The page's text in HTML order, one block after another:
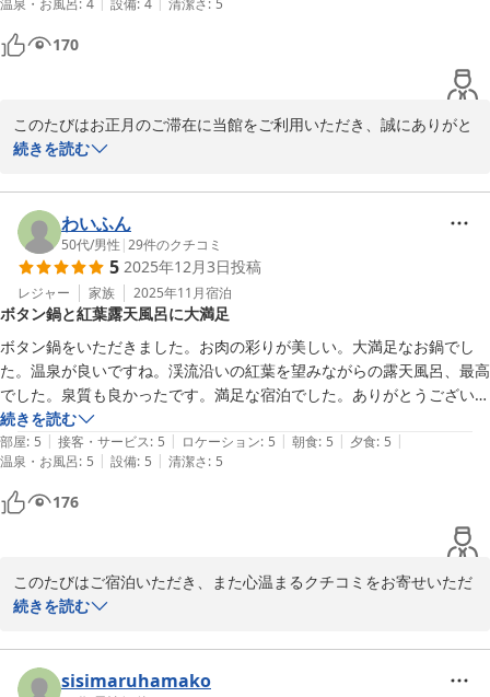
犬鳴山温泉 不動口館
2026-02-14
温泉・お風呂: 4 設備: 4 清潔さ: 5
170
このたびはお正月のご滞在に当館をご利用いただき、誠にありがと
うございました。
き、お食事もお楽しみいただけたとのこと、大変うれしく拝見いた
しました。
新年のひとときを心穏やかにお過ごしいただけたことは、私どもに
とって何よりの喜びでございます。
また季節を変えてお越しいただけましたら、違った景色や旬のお料
理もお楽しみいただけるかと存じます。
またのお越しを、スタッフ一同心よりお待ち申し上げております。
犬鳴山温泉 不動口館
2026-01-09
続きを読む
わいふん
50代/男性 |29件のクチコミ
5 2025年12月3日投稿
レジャー 家族 2025年11月宿泊
ボタン鍋と紅葉露天風呂に大満足
ボタン鍋をいただきました。お肉の彩りが美しい。大満足なお鍋でし
た。温泉が良いですね。渓流沿いの紅葉を望みながらの露天風呂、最高
でした。泉質も良かったです。満足な宿泊でした。ありがとうございま
した。
続きを読む
部屋: 5 | 接客・サービス: 5 | ロケーション: 5 | 朝食: 5 | 夕食: 5 |
温泉・お風呂: 5 | 設備: 5 | 清潔さ: 5
176
このたびはご宿泊いただき、また心温まるクチコミをお寄せいただ
き誠にありがとうございます。
こと、大変嬉しく拝読いたしました。
また、渓流沿いの紅葉を望む露天風呂や泉質についてもお褒めのお
続きを読む
sisimaruhamako